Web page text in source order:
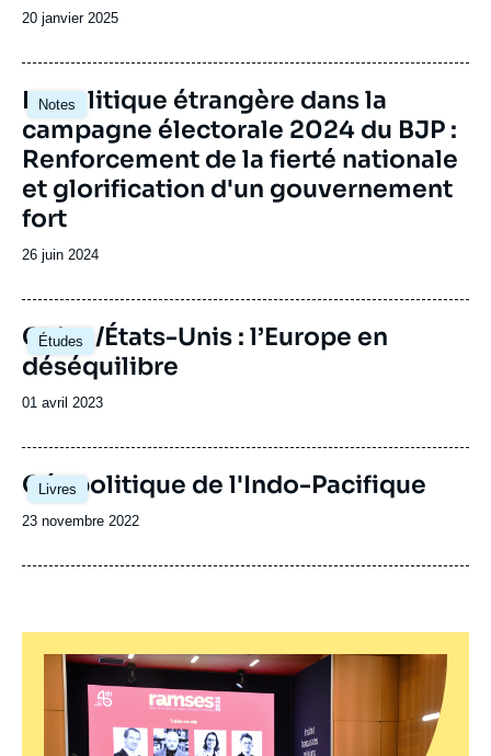
Date
publication
20 janvier 2025
Notes
Image
principale
La politique étrangère dans la
campagne électorale 2024 du BJP :
Renforcement de la fierté nationale
et glorification d'un gouvernement
fort
Date
publication
26 juin 2024
Études
Image
principale
Chine/États-Unis : l’Europe en
déséquilibre
Date
publication
01 avril 2023
Livres
Géopolitique de l'Indo-Pacifique
Date
publication
23 novembre 2022